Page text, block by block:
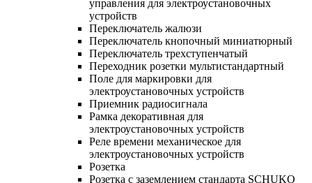
управления для электроустановочных
устройств
Переключатель жалюзи
Переключатель кнопочный миниатюрный
Переключатель трехступенчатый
Переходник розетки мультистандартный
Поле для маркировки для
электроустановочных устройств
Приемник радиосигнала
Рамка декоративная для
электроустановочных устройств
Реле времени механическое для
электроустановочных устройств
Розетка
Розетка с заземлением стандарта SCHUKO